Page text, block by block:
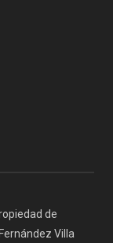
de
Villa